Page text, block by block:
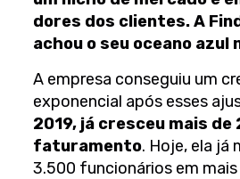
dores dos clientes. A
achou o seu oceano azul
A empresa conseguiu um
exponencial após esses
2019, já cresceu mais de
faturamento. Hoje, ela já
3.500 funcionários em